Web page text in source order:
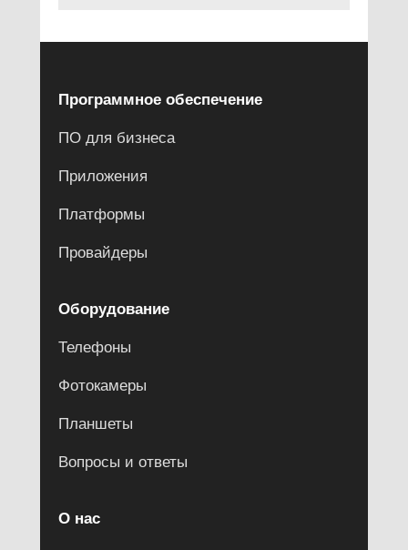
Программное обеспечение
ПО для бизнеса
Приложения
Платформы
Провайдеры
Оборудование
Телефоны
Фотокамеры
Планшеты
Вопросы и ответы
О нас